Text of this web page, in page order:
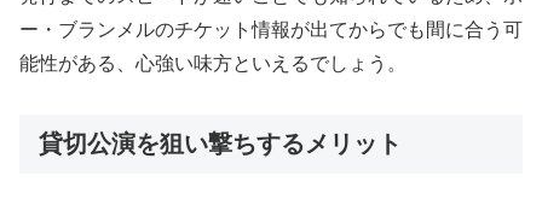
ー・ブランメルのチケット情報が出てからでも間に合う可
能性がある、心強い味方といえるでしょう。
貸切公演を狙い撃ちするメリット